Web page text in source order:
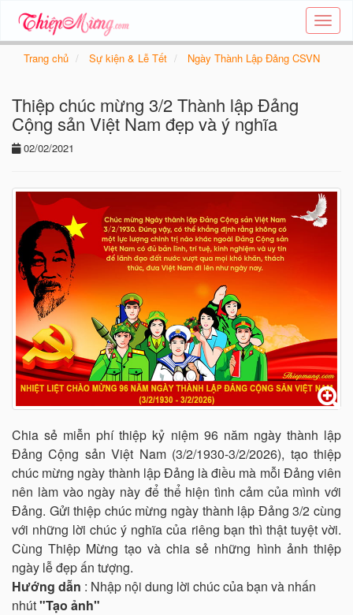
Tạo
thiệp
Trang chủ Sự kiện & Lễ Tết Ngày Thành Lập Đảng CSVN
Thiệp chúc mừng 3/2 Thành lập Đảng
Cộng sản Việt Nam đẹp và ý nghĩa
02/02/2021
Chia sẻ miễn phí thiệp kỷ niệm 96 năm ngày thành lập
Đảng Cộng sản Việt Nam (3/2/1930-3/2/2026), tạo thiệp
chúc mừng ngày thành lập Đảng là điều mà mỗi Đảng viên
nên làm vào ngày này để thể hiện tình cảm của mình với
Đảng. Gửi thiệp chúc mừng ngày thành lập Đảng 3/2 cùng
với những lời chúc ý nghĩa của riêng bạn thì thật tuyệt vời.
Cùng Thiệp Mừng tạo và chia sẻ những hình ảnh thiệp
ngày lễ đẹp ấn tượng.
Hướng dẫn : Nhập nội dung lời chúc của bạn và nhấn
nhút"Tạo ảnh"